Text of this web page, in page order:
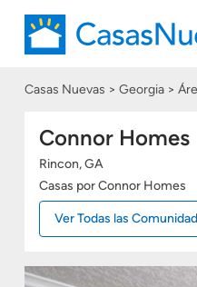
Casas Nuevas Georgia
Connor Homes
Rincon, GA
Casas por Connor Homes
Ver Todas las